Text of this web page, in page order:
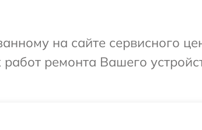
на сайте сервисного
ремонта Вашего